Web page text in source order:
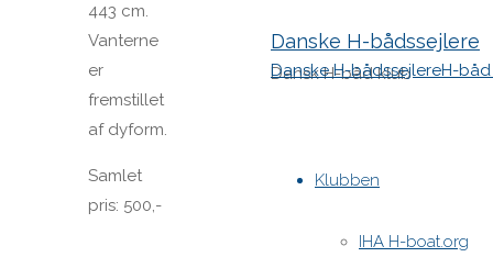
Danske H-bådssejlere
Dansk H-båd klub
Danske H-bådssejlereH-
Klubben
IHA H-boat.org
443 cm.
Vanterne
er
fremstillet
af dyform.
Samlet
pris: 500,-